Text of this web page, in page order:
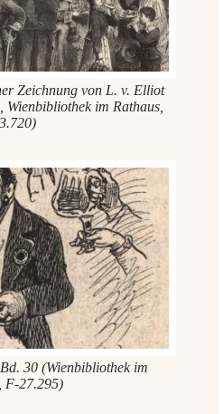
Zeichnung von L. v. Elliot
im Rathaus,
30 (Wienbibliothek im
F-27.295)